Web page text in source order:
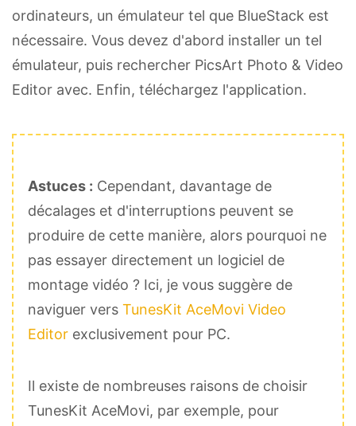
ordinateurs, un émulateur tel que BlueStack est
nécessaire. Vous devez d'abord installer un tel
émulateur, puis rechercher PicsArt Photo & Video
Editor avec. Enfin, téléchargez l'application.
Astuces : Cependant, davantage de
décalages et d'interruptions peuvent se
produire de cette manière, alors pourquoi ne
pas essayer directement un logiciel de
montage vidéo ? Ici, je vous suggère de
naviguer vers TunesKit AceMovi Video
Editor exclusivement pour PC.
Il existe de nombreuses raisons de choisir
TunesKit AceMovi, par exemple, pour